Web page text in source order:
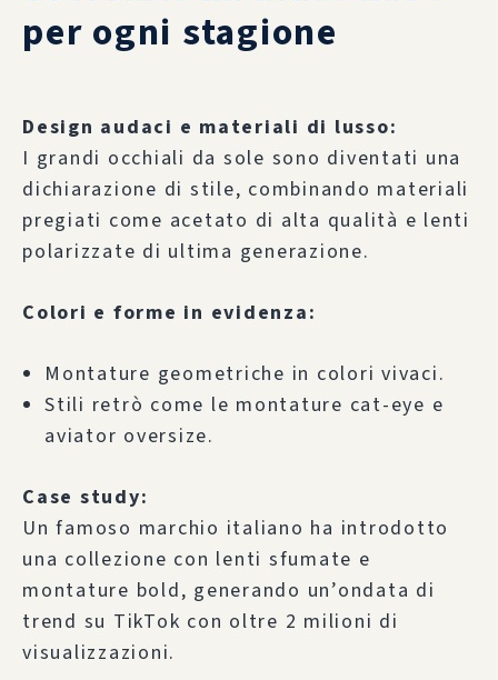
per ogni stagione
Design audaci e materiali di lusso:
I grandi occhiali da sole sono diventati una
dichiarazione di stile, combinando materiali
pregiati come acetato di alta qualità e lenti
polarizzate di ultima generazione.
Colori e forme in evidenza:
Montature geometriche in colori vivaci.
Stili retrò come le montature cat-eye e
aviator oversize.
Case study:
Un famoso marchio italiano ha introdotto
una collezione con lenti sfumate e
montature bold, generando un’ondata di
trend su TikTok con oltre 2 milioni di
visualizzazioni.